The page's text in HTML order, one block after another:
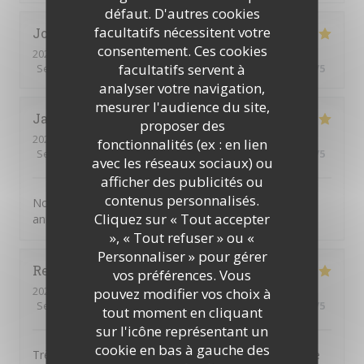
défaut. D'autres cookies
facultatifs nécessitent votre
consentement. Ces cookies
facultatifs servent à
analyser votre navigation,
mesurer l'audience du site,
proposer des
fonctionnalités (ex : en lien
avec les réseaux sociaux) ou
afficher des publicités ou
contenus personnalisés.
Cliquez sur « Tout accepter
», « Tout refuser » ou «
Personnaliser » pour gérer
vos préférences. Vous
pouvez modifier vos choix à
tout moment en cliquant
sur l'icône représentant un
cookie en bas à gauche des
Joelle
2026-08-01
- 19:30 - Couverts 2
Service
Ambiance: 5/5 Cuisine:5/5 Qualité / Prix /5
Jacky
2026-07-31
- 20:00 - Couverts 2
Service
Ambiance:4/5 Cuisine: 5 /5 Qualité / Prix /5
Nous choisissons chaque année la JV pour fêter notre
anniverssaire de mariage
Reine
2026-08-01
- 12:30 - Couverts 4
Service
/5 Ambiance Cuisine : 5 Qualité / Prix /5
Très bon restaurant. La qualité des produits est là et le